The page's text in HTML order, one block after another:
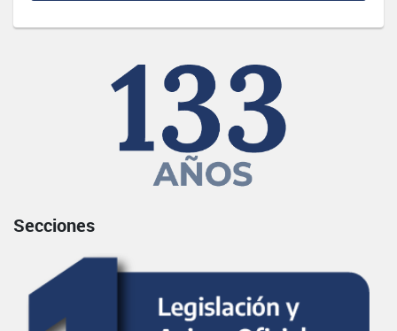
Secciones